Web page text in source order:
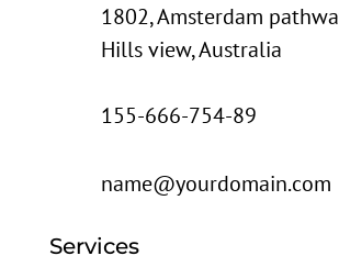
1802, Amsterdam
Hills view, Australia
155-666-754-89
name@yourdomain.com
Services